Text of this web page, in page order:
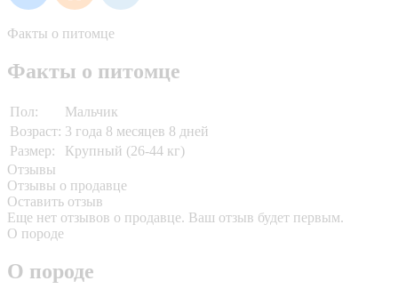
Факты о питомце
Факты о питомце
Пол:
Мальчик
Возраст: 3 года 8 месяцев 8 дней
Размер:
Крупный (26-44 кг)
Отзывы
Отзывы о продавце
Оставить отзыв
Еще нет отзывов о продавце. Ваш отзыв будет первым.
О породе
О породе